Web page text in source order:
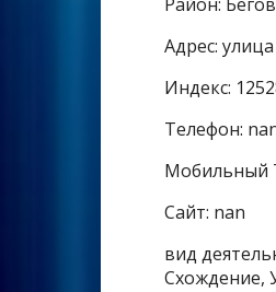
Адрес:
Индекс:
Телефон:
Мобильный
Сайт: nan
вид
Схождение,